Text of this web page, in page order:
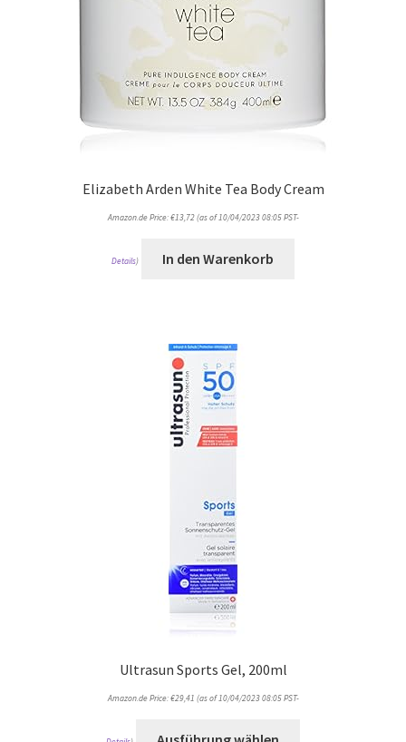
Elizabeth Arden White Tea Body Cream
Amazon.de Price:€13,72(as of 10/04/2023 08:05 PST-
Details) In den Warenkorb
Ultrasun Sports Gel, 200ml
Amazon.de Price:€29,41 (as of 10/04/2023 08:05 PST-